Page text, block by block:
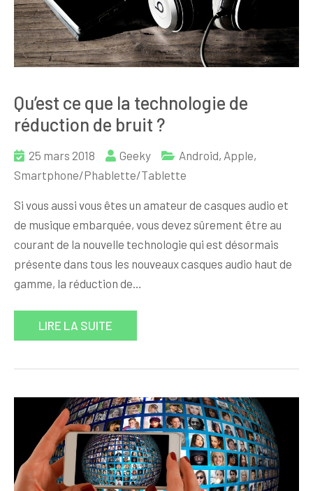
Qu’est ce que la technologie de
réduction de bruit ?
25 mars 2018 Geeky Android, Apple,
Smartphone/Phablette/Tablette
Si vous aussi vous êtes un amateur de casques audio et
de musique embarquée, vous devez sûrement être au
courant de la nouvelle technologie qui est désormais
présente dans tous les nouveaux casques audio haut de
gamme, la réduction de…
LIRE LA SUITE